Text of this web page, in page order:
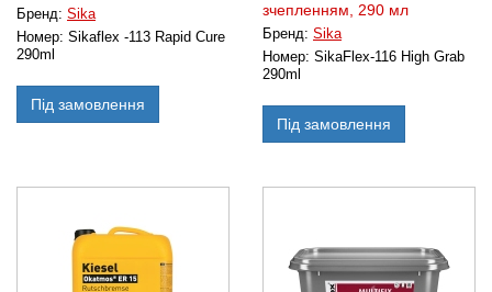
Бренд: Sika
Номер: Sikaflex -113 Rapid Cure
290ml
Під замовлення
зчепленням, 290 мл
Бренд: Sika
Номер: SikaFlex-116 High Grab
290ml
Під замовлення